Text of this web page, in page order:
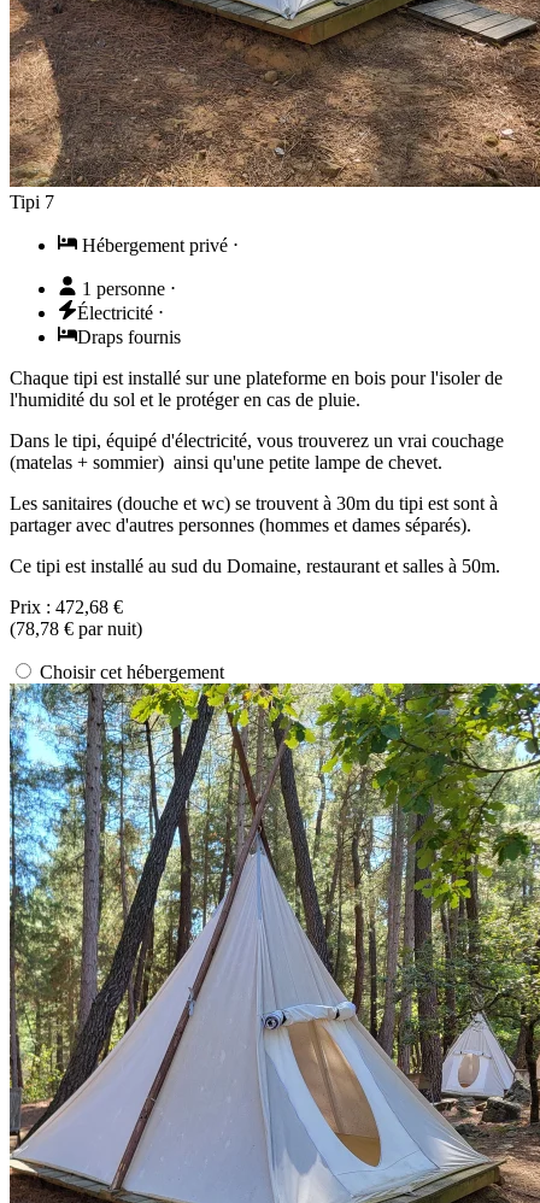
Tipi 7
Hébergement privé ⋅
1 personne ⋅
Électricité ⋅
Draps fournis
Chaque tipi est installé sur une plateforme en bois pour l'isoler de
l'humidité du sol et le protéger en cas de pluie.
Dans le tipi, équipé d'électricité, vous trouverez un vrai couchage
(matelas + sommier) ainsi qu'une petite lampe de chevet.
Les sanitaires (douche et wc) se trouvent à 30m du tipi est sont à
partager avec d'autres personnes (hommes et dames séparés).
Ce tipi est installé au sud du Domaine, restaurant et salles à 50m.
Prix : 472,68 €
(78,78 € par nuit)
Choisir cet hébergement